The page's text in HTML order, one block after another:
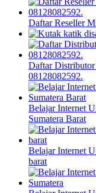
Daftar Reseller
Daftar
08128082592.
Belajar Internet
Sumatera Barat
Belajar Internet
barat